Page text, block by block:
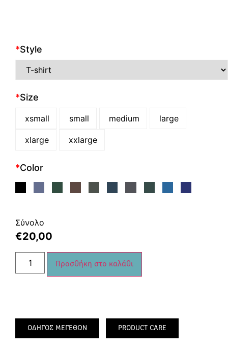
*Style
*Size
xsmall small medium large
xlarge xxlarge
*Color
Σύνολο
€20,00
Προσθήκη στο καλάθι
ΟΔΗΓΟΣ ΜΕΓΕΘΩΝ PRODUCT CARE